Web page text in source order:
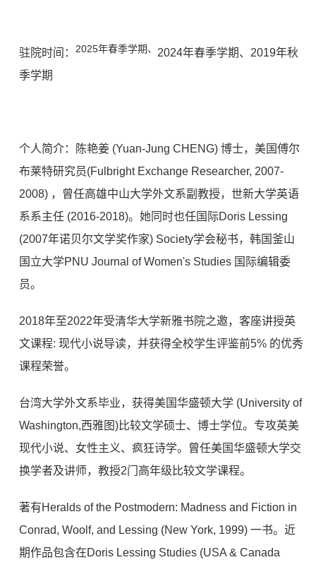
驻院时间： 2025年春季学期、 2024年春季学期、2019年秋
季学期
个人简介：陈艳姜 (Yuan-Jung CHENG) 博士，美国傅尔
布莱特研究员(Fulbright Exchange Researcher, 2007-
2008) ，曾任高雄中山大学外文系副教授，世新大学英语
系系主任 (2016-2018)。她同时也任国际Doris Lessing
(2007年诺贝尔文学奖作家) Society学会秘书，韩国釜山
国立大学PNU Journal of Women's Studies 国际编辑委
员。
2018年至2022年受清华大学新雅书院之邀，客座讲授英
文课程: 现代小说导读，并获得全校学生评鉴前5% 的优秀
课程荣誉。
台湾大学外文系毕业，获得美国华盛顿大学 (University of
Washington,西雅图)比较文学硕士、博士学位。专攻英美
现代小说、女性主义、疯狂诗学。曾任美国华盛顿大学交
换学者及讲师，教授2门高年级比较文学课程。
著有Heralds of the Postmodern: Madness and Fiction in
Conrad, Woolf, and Lessing (New York, 1999) 一书。近
期作品包含在Doris Lessing Studies (USA & Canada